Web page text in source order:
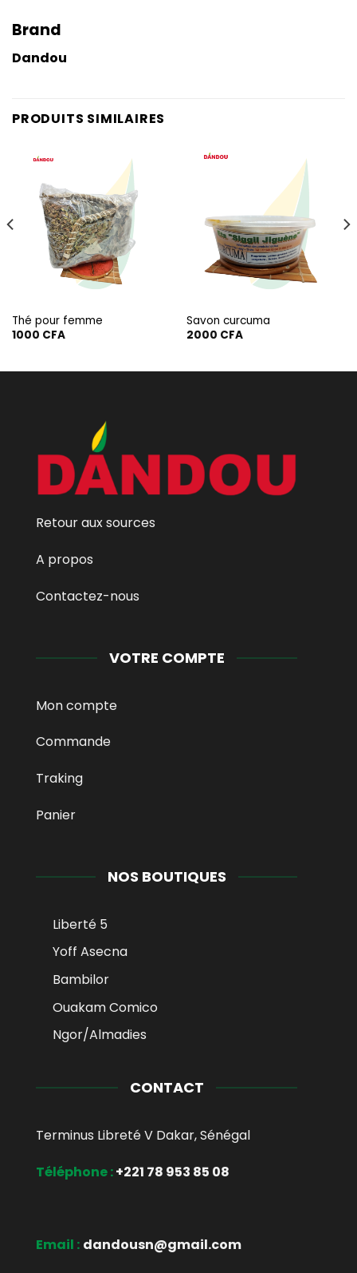
Brand
Dandou
PRODUITS SIMILAIRES
Thé pour femme
1000 CFA
Savon curcuma
2000 CFA
Retour aux sources
A propos
Contactez-nous
VOTRE COMPTE
Mon compte
Commande
Traking
Panier
NOS BOUTIQUES
Liberté 5
Yoff Asecna
Bambilor
Ouakam Comico
Ngor/Almadies
CONTACT
Terminus Libreté V Dakar, Sénégal
Téléphone :+221 78 953 85 08
Email : dandousn@gmail.com